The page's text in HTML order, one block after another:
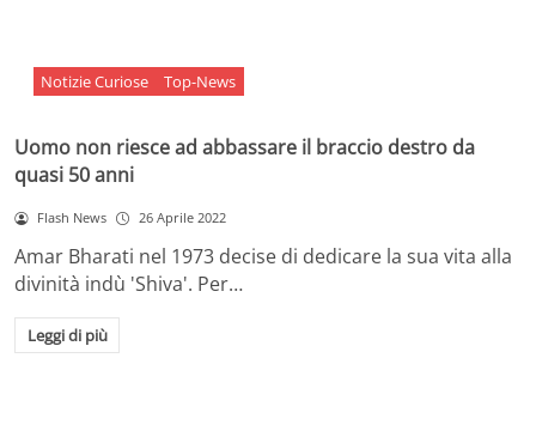
Notizie Curiose Top-News
Uomo non riesce ad abbassare il braccio destro da
quasi 50 anni
Flash News 26 Aprile 2022
Amar Bharati nel 1973 decise di dedicare la sua vita alla
divinità indù 'Shiva'. Per…
Leggi di più